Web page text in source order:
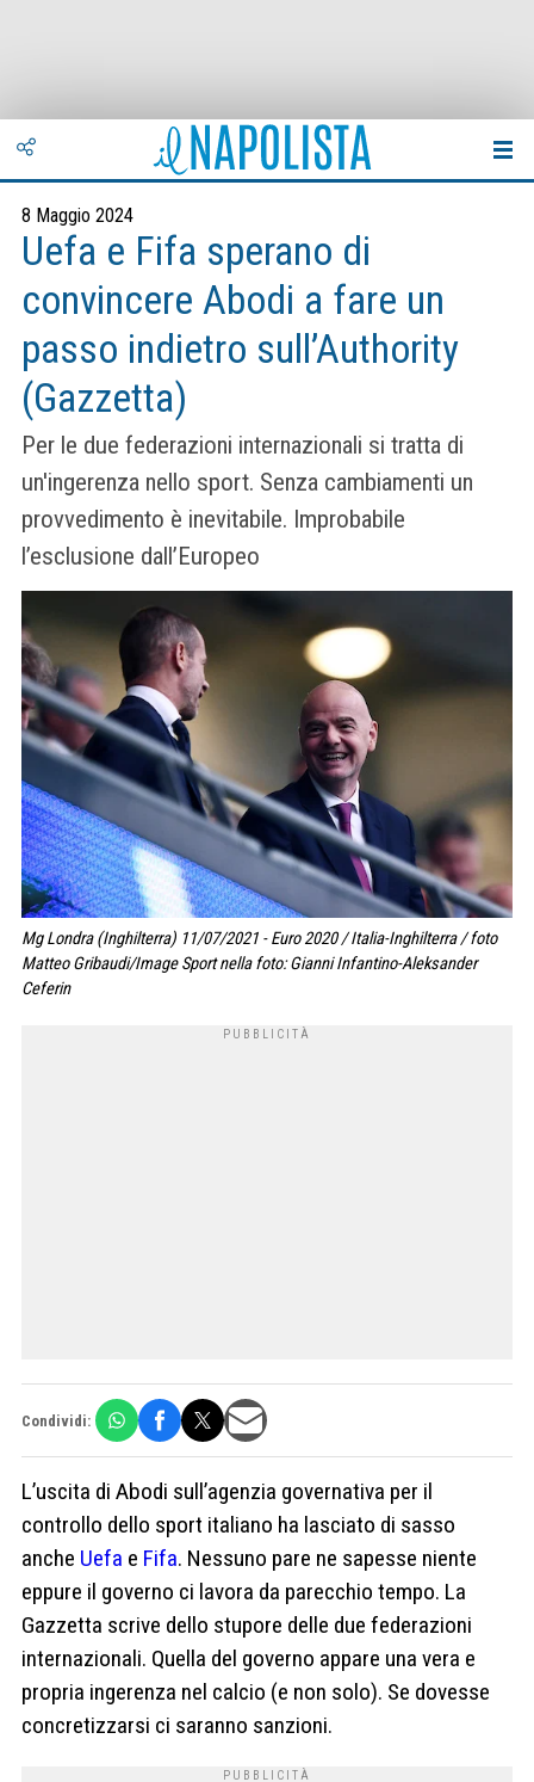
8 Maggio 2024
Uefa e Fifa sperano di
convincere Abodi a fare un
passo indietro sull’Authority
(Gazzetta)
Per le due federazioni internazionali si tratta di
un'ingerenza nello sport. Senza cambiamenti un
provvedimento è inevitabile. Improbabile
l’esclusione dall’Europeo
Mg Londra (Inghilterra) 11/07/2021 - Euro 2020 / Italia-Inghilterra / foto
Matteo Gribaudi/Image Sport nella foto: Gianni Infantino-Aleksander
Ceferin
Condividi:
L’uscita di Abodi sull’agenzia governativa per il
controllo dello sport italiano ha lasciato di sasso
anche Uefa e Fifa. Nessuno pare ne sapesse niente
eppure il governo ci lavora da parecchio tempo. La
Gazzetta scrive dello stupore delle due federazioni
internazionali. Quella del governo appare una vera e
propria ingerenza nel calcio (e non solo). Se dovesse
concretizzarsi ci saranno sanzioni.